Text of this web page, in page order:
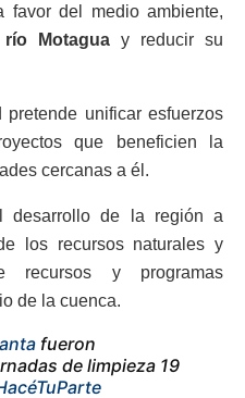
favor del medio ambiente,
río Motaguay reducir su
unificar esfuerzos
que beneficien la
cercanas a él.
desarrollo de la región a
los recursos naturales y
recursos y programas
de la cuenca.
fueron
de limpieza 19